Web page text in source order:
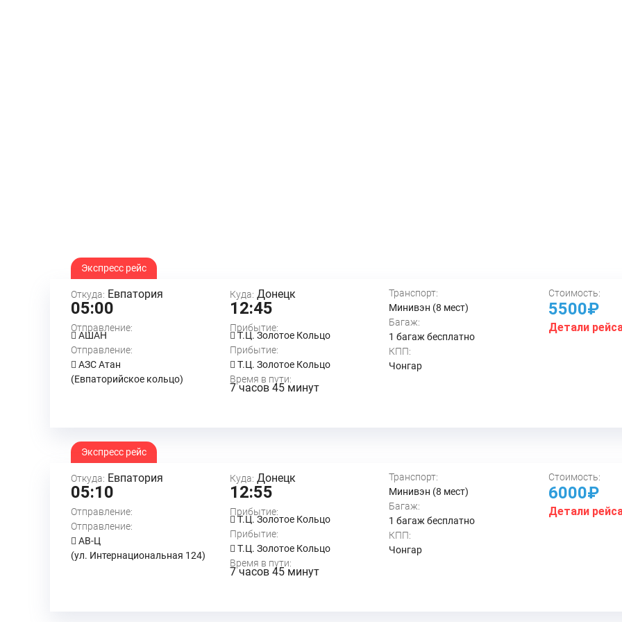
Экспресс рейс
Откуда: Евпатория
05:00
Отправление:
АШАН
Отправление:
АЗС Атан
(Евпаторийское кольцо)
Куда: Донецк
12:45
Прибытие:
Т.Ц. Золотое Кольцо
Прибытие:
Т.Ц. Золотое Кольцо
Время в пути:
7 часов 45 минут
Транспорт:
Минивэн (8 мест)
Багаж:
1 багаж бесплатно
КПП:
Чонгар
Стоимость:
5500₽
Детали
Экспресс рейс
Откуда: Евпатория
05:10
Отправление:
Отправление:
АВ-Ц
(ул. Интернациональная 124)
Куда: Донецк
12:55
Прибытие:
Т.Ц. Золотое Кольцо
Прибытие:
Т.Ц. Золотое Кольцо
Время в пути:
7 часов 45 минут
Транспорт:
Минивэн (8 мест)
Багаж:
1 багаж бесплатно
КПП:
Чонгар
Стоимость:
6000₽
Детали